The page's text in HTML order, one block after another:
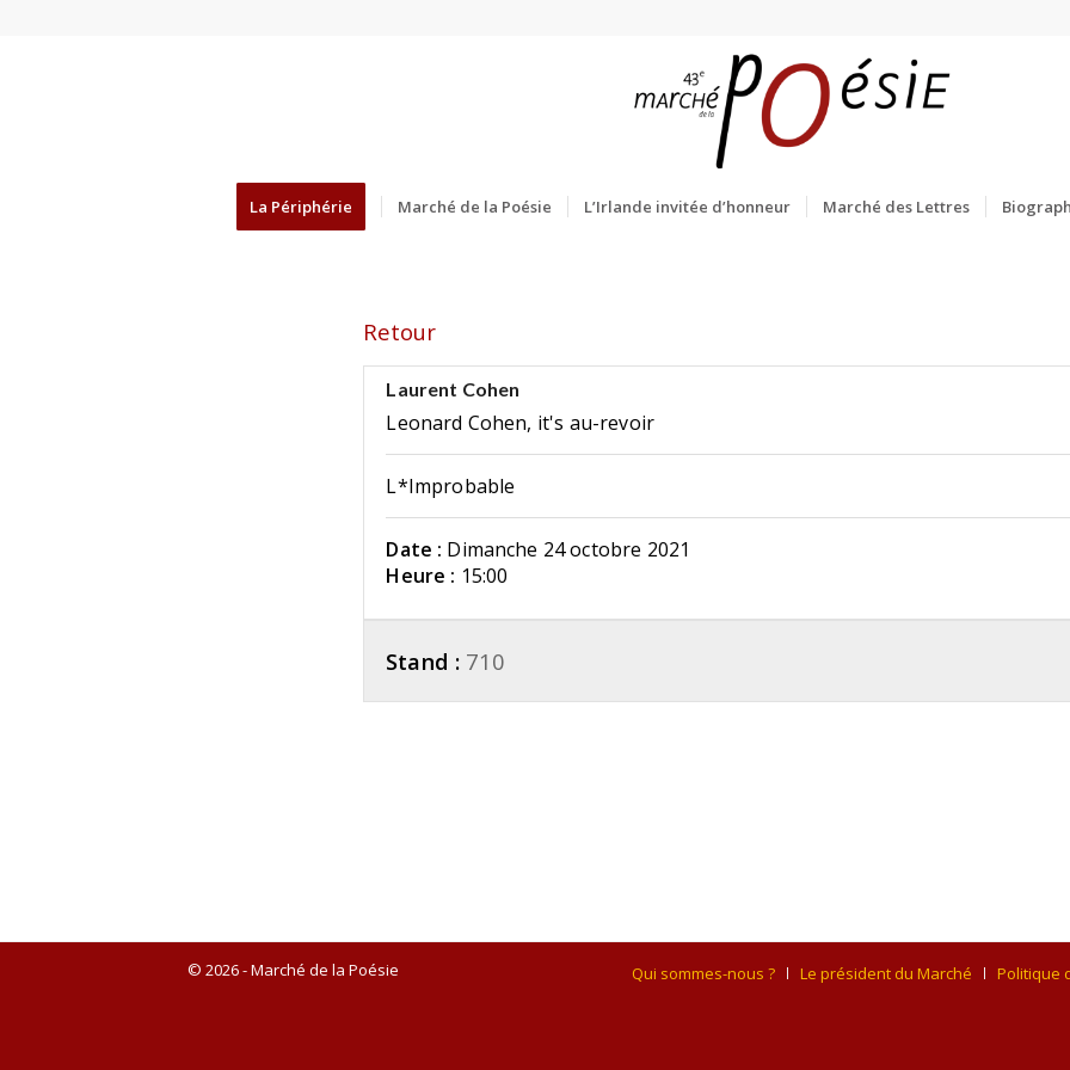
La Périphérie Marché de la Poésie L’Irlande invitée d’honneur Marché des Lettres
Retour
Laurent Cohen
Leonard Cohen, it's au-revoir
L*Improbable
Date : Dimanche 24 octobre 2021
Heure : 15:00
Stand : 710
© 2026 - Marché de la Poésie Qui sommes-nous ? Le président du Marché Politique